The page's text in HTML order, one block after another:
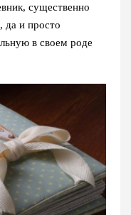
существенно
да и просто
в своем роде